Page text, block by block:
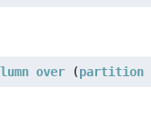
over (partition